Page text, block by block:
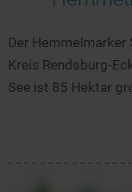
Der Hemmelmarker
Kreis Rendsburg-
See ist 85 Hektar